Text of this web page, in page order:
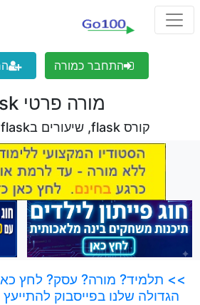
התחבר כמורה
מורה פרטי flask
קורס flask, שיעורים בflask, לימוד flask
>> תלמיד? מורה? עסק? לחץ
הגדולה שלנו בפייסבוק